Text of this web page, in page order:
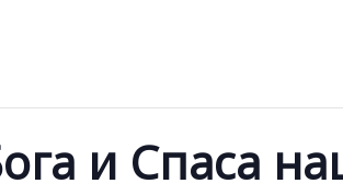
и Спаса